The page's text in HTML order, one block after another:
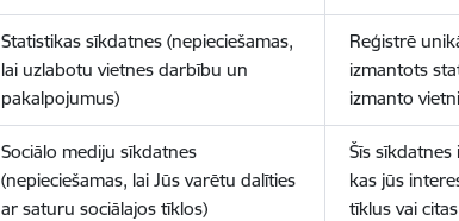
Statistikas sīkdatnes (nepieciešamas,
lai uzlabotu vietnes darbību un
pakalpojumus)
Reģistrē
izmantots
izmanto
Sociālo mediju sīkdatnes
(nepieciešamas, lai Jūs varētu dalīties
ar saturu sociālajos tīklos)
Šīs
kas jūs
tīklus vai